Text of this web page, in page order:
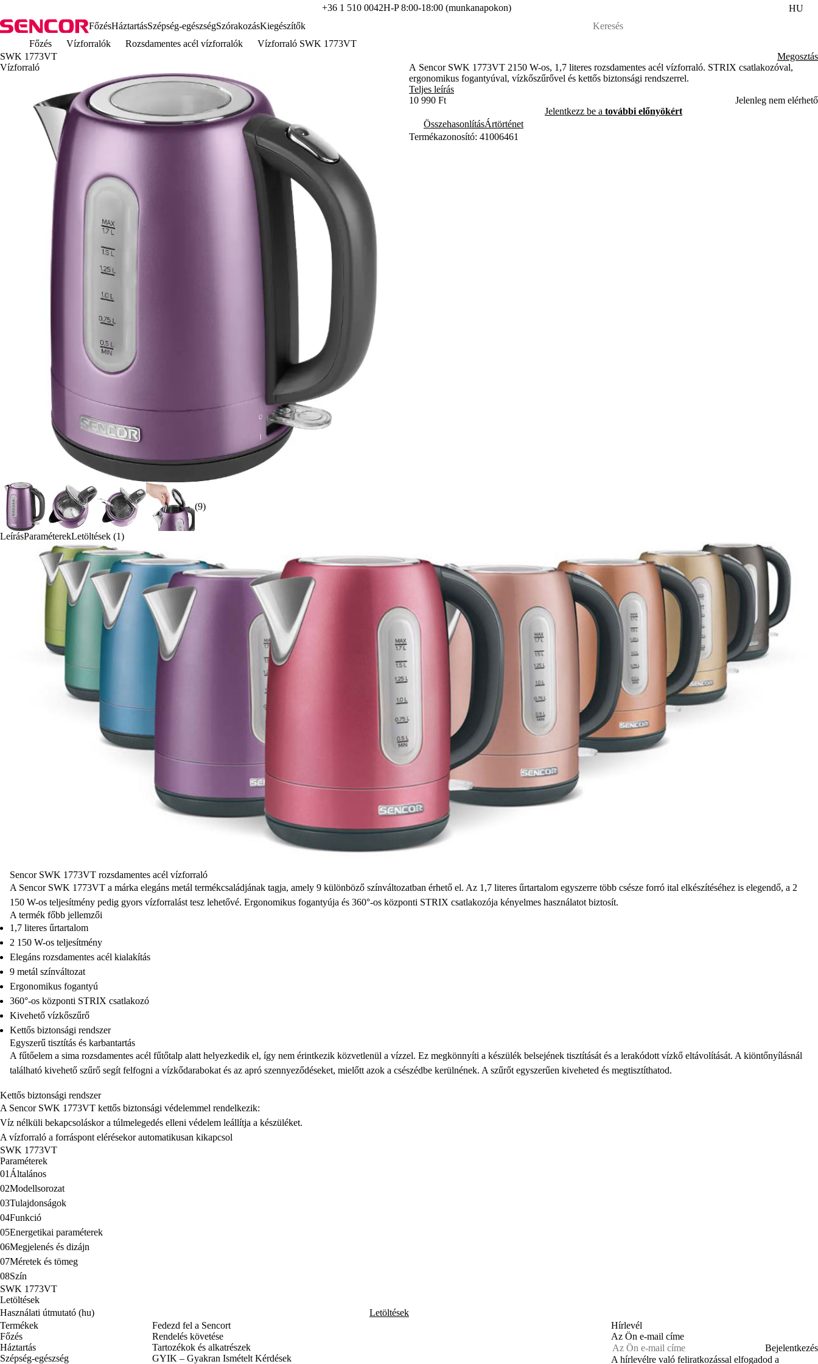
+36 1 510 0042H-P 8:00-18:00 (munkanapokon)
HU
FőzésHáztartásSzépség-egészségSzórakozásKiegészítők
Főzés
Vízforralók Rozsdamentes acél vízforralók
Vízforraló SWK 1773VT
SWK 1773VT
Vízforraló
(9)
Megosztás
A Sencor SWK 1773VT 2150 W-os, 1,7 literes rozsdamentes acél vízforraló. STRIX csatlakozóval,
ergonomikus fogantyúval, vízkőszűrővel és kettős biztonsági rendszerrel.
Teljes leírás
10 990 Ft
Jelenleg nem elérhető
Jelentkezz be a további előnyökért
ÖsszehasonlításÁrtörténet
Termékazonosító: 41006461
LeírásParaméterekLetöltések (1)
Sencor SWK 1773VT rozsdamentes acél vízforraló
A Sencor SWK 1773VT a márka elegáns metál termékcsaládjának tagja, amely 9 különböző színváltozatban érhető el. Az 1,7 literes űrtartalom egyszerre több csésze forró ital elkészítéséhez is elegendő, a 2
150 W-os teljesítmény pedig gyors vízforralást tesz lehetővé. Ergonomikus fogantyúja és 360°-os központi STRIX csatlakozója kényelmes használatot biztosít.
A termék főbb jellemzői
1,7 literes űrtartalom
2 150 W-os teljesítmény
Elegáns rozsdamentes acél kialakítás
9 metál színváltozat
Ergonomikus fogantyú
360°-os központi STRIX csatlakozó
Kivehető vízkőszűrő
Kettős biztonsági rendszer
Egyszerű tisztítás és karbantartás
A fűtőelem a sima rozsdamentes acél fűtőtalp alatt helyezkedik el, így nem érintkezik közvetlenül a vízzel. Ez megkönnyíti a készülék belsejének tisztítását és a lerakódott vízkő eltávolítását. A kiöntőnyílásnál
található kivehető szűrő segít felfogni a vízkődarabokat és az apró szennyeződéseket, mielőtt azok a csészédbe kerülnének. A szűrőt egyszerűen kiveheted és megtisztíthatod.
Kettős biztonsági rendszer
A Sencor SWK 1773VT kettős biztonsági védelemmel rendelkezik:
Víz nélküli bekapcsoláskor a túlmelegedés elleni védelem leállítja a készüléket.
A vízforraló a forráspont elérésekor automatikusan kikapcsol
SWK 1773VT
Paraméterek
01 Általános
02Modellsorozat
03Tulajdonságok
04Funkció
05Energetikai paraméterek
06Megjelenés és dizájn
07Méretek és tömeg
08Szín
SWK 1773VT
Letöltések
Használati útmutató (hu)
Letöltések
Termékek
Főzés
Háztartás
Szépség-egészség
Fedezd fel a Sencort
Rendelés követése
Tartozékok és alkatrészek
GYIK – Gyakran Ismételt Kérdések
Hírlevél
Az Ön e-mail címe
Bejelentkezés
A hírlevélre való feliratkozással elfogadod a